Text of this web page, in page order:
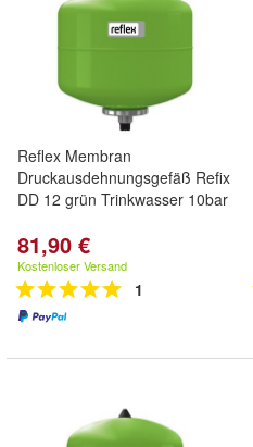
Reflex Membran
Druckausdehnungsgefäß Refix
DD 12 grün Trinkwasser 10bar
81,90 €
Kostenloser Versand
1